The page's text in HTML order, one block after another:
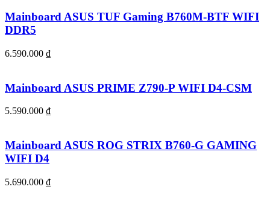
Mainboard ASUS TUF Gaming B760M-BTF WIFI
DDR5
6.590.000 ₫
Mainboard ASUS PRIME Z790-P WIFI D4-CSM
5.590.000 ₫
Mainboard ASUS ROG STRIX B760-G GAMING
WIFI D4
5.690.000 ₫